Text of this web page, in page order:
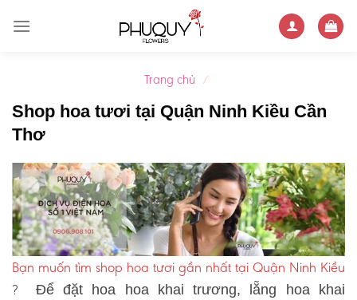
Trang chủ /
Shop hoa tươi tại Quận Ninh Kiều Cần
Thơ
Bạn muốn tìm shop hoa tươi gần nhất tại Quận Ninh Kiều
? Để đặt hoa hoa khai trương, lẵng hoa khai